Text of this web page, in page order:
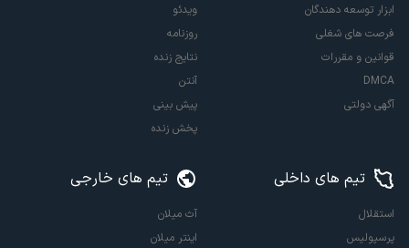
ابزار توسعه دهندگان
فرصت های شغلی
قوانین و مقررات
DMCA
آگهی دولتی
ویدئو
روزنامه
نتایج زنده
آنتن
پیش بینی
پخش زنده
تیم های داخلی
استقلال
پرسپولیس
تیم های خارجی
آث میلان
اینتر میلان